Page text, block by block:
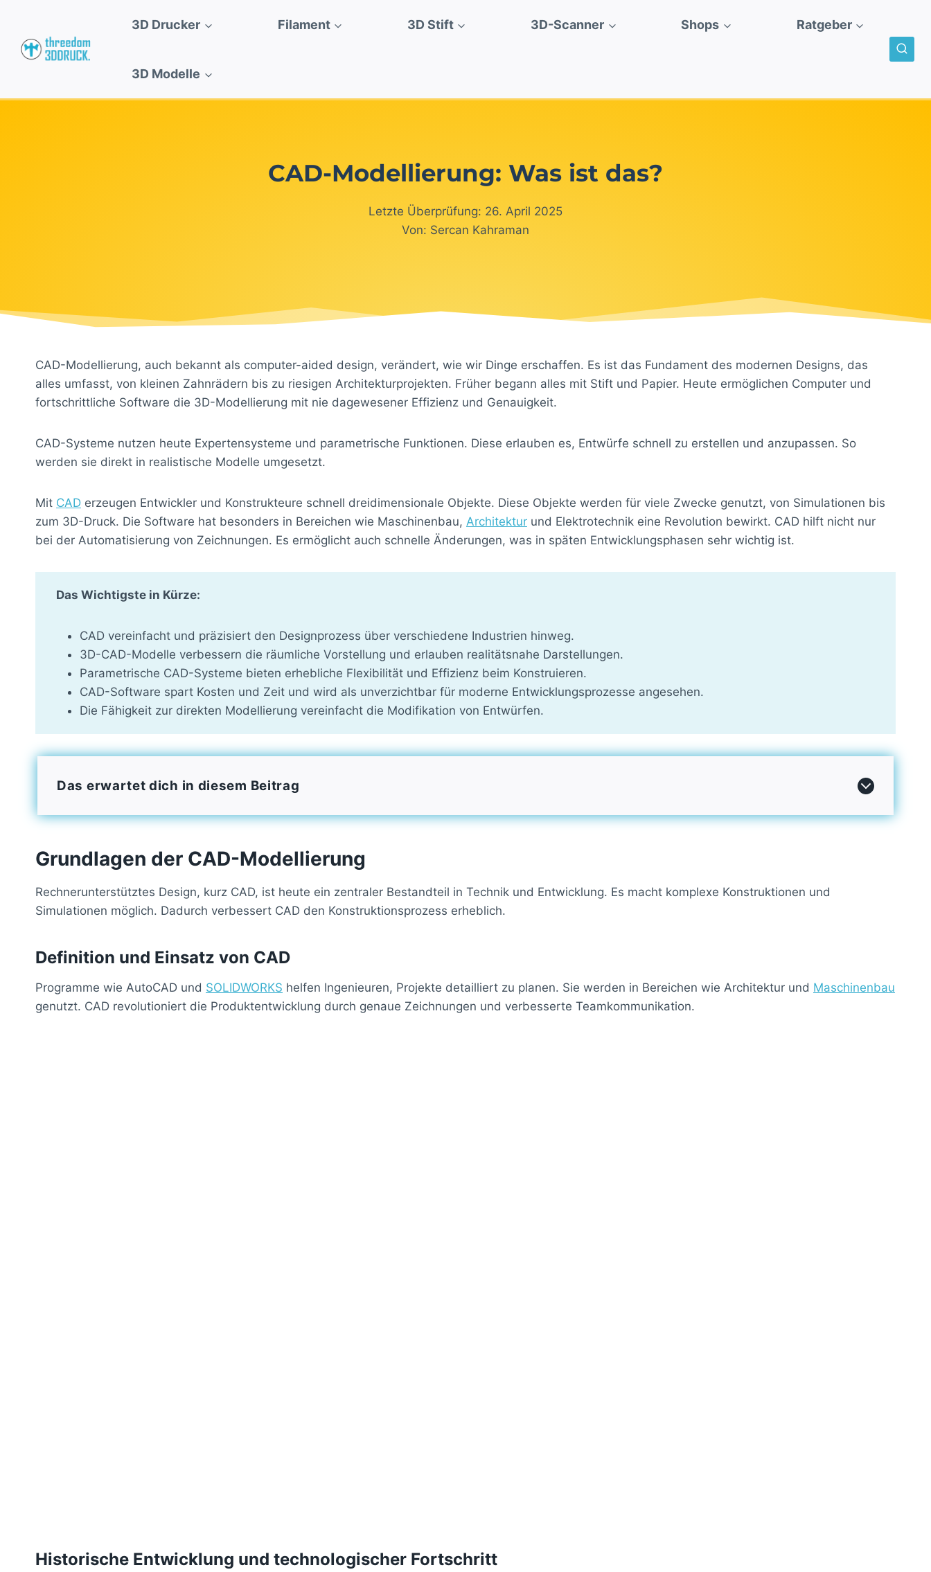
springen
3D Drucker Filament 3D Stift 3D-Scanner Shops Ratgeber
3D Modelle
CAD-Modellierung: Was ist das?
Letzte Überprüfung: 26. April 2025
Von: Sercan Kahraman
CAD-Modellierung, auch bekannt als computer-aided design, verändert, wie wir Dinge erschaffen. Es ist das Fundament des modernen Designs, das
alles umfasst, von kleinen Zahnrädern bis zu riesigen Architekturprojekten. Früher begann alles mit Stift und Papier. Heute ermöglichen Computer und
fortschrittliche Software die 3D-Modellierung mit nie dagewesener Effizienz und Genauigkeit.
CAD-Systeme nutzen heute Expertensysteme und parametrische Funktionen. Diese erlauben es, Entwürfe schnell zu erstellen und anzupassen. So
werden sie direkt in realistische Modelle umgesetzt.
Mit CAD erzeugen Entwickler und Konstrukteure schnell dreidimensionale Objekte. Diese Objekte werden für viele Zwecke genutzt, von Simulationen bis
zum 3D-Druck. Die Software hat besonders in Bereichen wie Maschinenbau, Architektur und Elektrotechnik eine Revolution bewirkt. CAD hilft nicht nur
bei der Automatisierung von Zeichnungen. Es ermöglicht auch schnelle Änderungen, was in späten Entwicklungsphasen sehr wichtig ist.
Das Wichtigste in Kürze:
CAD vereinfacht und präzisiert den Designprozess über verschiedene Industrien hinweg.
3D-CAD-Modelle verbessern die räumliche Vorstellung und erlauben realitätsnahe Darstellungen.
Parametrische CAD-Systeme bieten erhebliche Flexibilität und Effizienz beim Konstruieren.
CAD-Software spart Kosten und Zeit und wird als unverzichtbar für moderne Entwicklungsprozesse angesehen.
Die Fähigkeit zur direkten Modellierung vereinfacht die Modifikation von Entwürfen.
Das erwartet dich in diesem Beitrag
Grundlagen der CAD-Modellierung
Rechnerunterstütztes Design, kurz CAD, ist heute ein zentraler Bestandteil in Technik und Entwicklung. Es macht komplexe Konstruktionen und
Simulationen möglich. Dadurch verbessert CAD den Konstruktionsprozess erheblich.
Definition und Einsatz von CAD
Programme wie AutoCAD und SOLIDWORKS helfen Ingenieuren, Projekte detailliert zu planen. Sie werden in Bereichen wie Architektur und Maschinenbau
genutzt. CAD revolutioniert die Produktentwicklung durch genaue Zeichnungen und verbesserte Teamkommunikation.
Historische Entwicklung und technologischer Fortschritt